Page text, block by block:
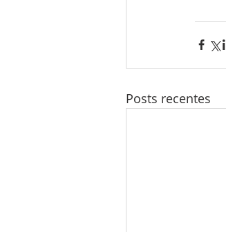
Posts recentes